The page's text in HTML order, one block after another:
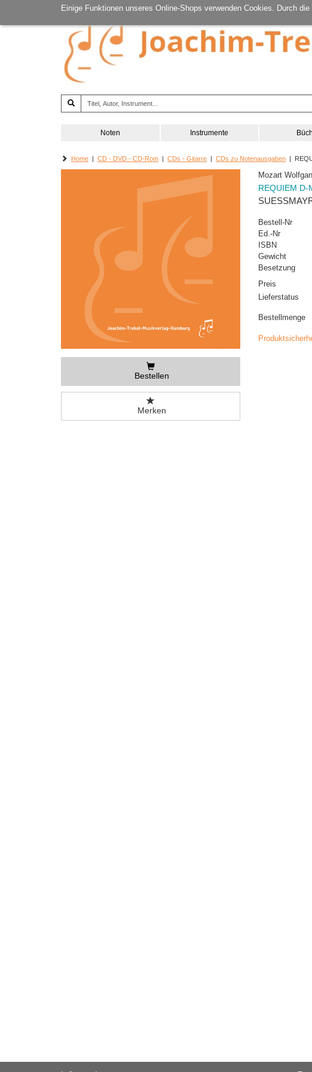
Einige Funktionen unseres Online-Shops verwenden Cookies. Durch
Noten Instrumente
Home | CD - DVD - CD-Rom | CDs - Gitarre | CDs zu Notenausgaben |
Bestellen
Merken
Mozart
REQUIEM D-
Bestell-Nr
Ed.-Nr
ISBN
Gewicht
Besetzung
Preis
Lieferstatus
Bestellmenge